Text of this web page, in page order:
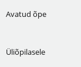
Avatud õpe
Üliõpilasele